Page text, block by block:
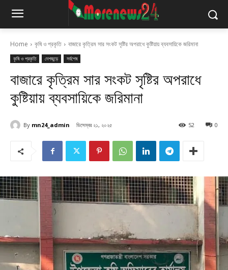
Home কৃষি ও প্রকৃতি বাজারে কৃত্রিম সার সংকট সৃষ্টির অপরাধে কুষ্টিয়ায় ব্যবসায়িকে জরিমানা
কৃষি ও প্রকৃতি দেশজুড়ে সর্বশেষ
বাজারে কৃত্রিম সার সংকট সৃষ্টির অপরাধে
কুষ্টিয়ায় ব্যবসায়িকে জরিমানা
By mn24_admin ডিসেম্বর ২১, ২০২৫ 0
52